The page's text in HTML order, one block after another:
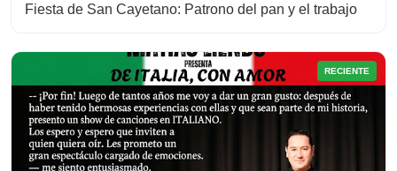
Fiesta de San Cayetano: Patrono del pan y el trabajo
RECIENTE